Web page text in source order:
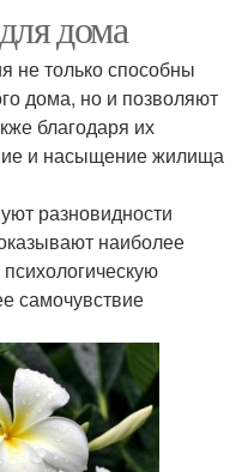
дома
не только способны
дома, но и позволяют
благодаря их
и насыщение жилища
разновидности
наиболее
самочувствие